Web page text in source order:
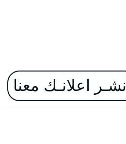
انشـر اعلانـك معنا